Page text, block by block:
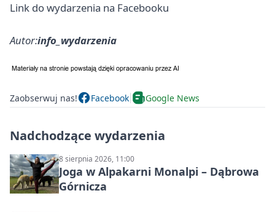
Link do wydarzenia na Facebooku
Autor:info_wydarzenia
Zaobserwuj nas! Facebook Google News
Nadchodzące wydarzenia
8 sierpnia 2026, 11:00
Joga w Alpakarni Monalpi – Dąbrowa
Górnicza